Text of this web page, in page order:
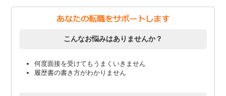
こんなお悩みはありませんか？
何度面接を受けてもうまくいきません
履歴書の書き方がわかりません